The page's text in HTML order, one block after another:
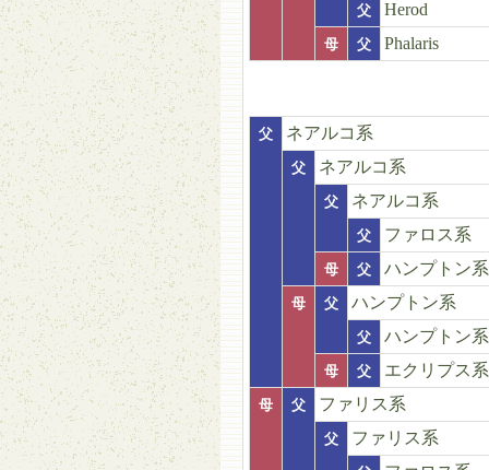
父 Herod
母 父 Phalaris
父 ネアルコ系
父 ネアルコ系
父 ネアルコ系
父 ファロス系
母 父 ハンプトン系
母 父 ハンプトン系
父 ハンプトン系
母 父 エクリプス系
母 父 ファリス系
父 ファリス系